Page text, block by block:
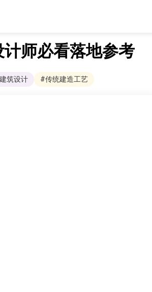
师必看落地参考
筑设计 #传统建造工艺